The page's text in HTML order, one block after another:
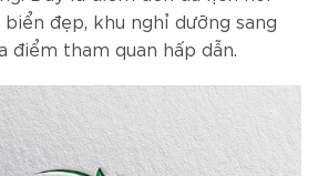
đẹp, khu nghỉ dưỡng sang
điểm tham quan hấp dẫn.